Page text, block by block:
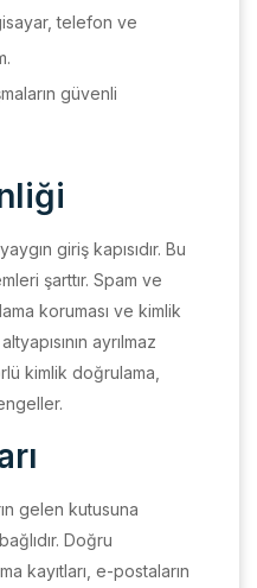
telefon ve
güvenli
giriş kapısıdır. Bu
şarttır. Spam ve
koruması ve kimlik
ayrılmaz
kimlik doğrulama,
gelen kutusuna
Doğru
kayıtları, e-postaların